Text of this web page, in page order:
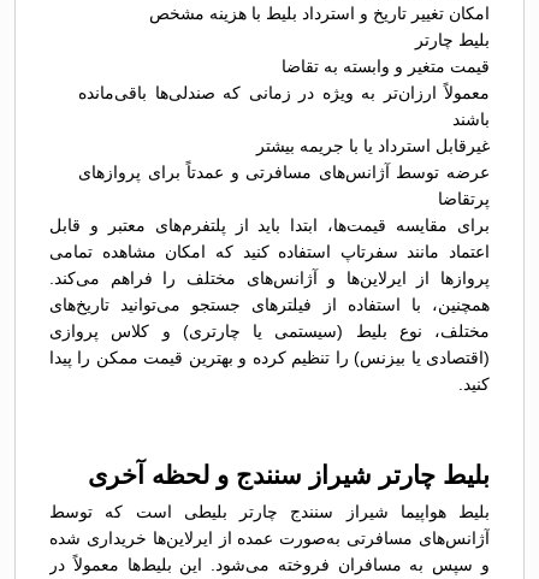
امکان تغییر تاریخ و استرداد بلیط با هزینه مشخص
بلیط چارتر
قیمت متغیر و وابسته به تقاضا
معمولاً ارزان‌تر به ویژه در زمانی که صندلی‌ها باقی‌مانده
باشند
غیرقابل استرداد یا با جریمه بیشتر
عرضه توسط آژانس‌های مسافرتی و عمدتاً برای پروازهای
پرتقاضا
برای مقایسه قیمت‌ها، ابتدا باید از پلتفرم‌های معتبر و قابل
اعتماد مانند سفرتاپ استفاده کنید که امکان مشاهده تمامی
پروازها از ایرلاین‌ها و آژانس‌های مختلف را فراهم می‌کند.
همچنین، با استفاده از فیلترهای جستجو می‌توانید تاریخ‌های
مختلف، نوع بلیط (سیستمی یا چارتری) و کلاس پروازی
(اقتصادی یا بیزنس) را تنظیم کرده و بهترین قیمت ممکن را پیدا
کنید.
بلیط چارتر شیراز سنندج و لحظه آخری
بلیط هواپیما شیراز سنندج چارتر بلیطی است که توسط
آژانس‌های مسافرتی به‌صورت عمده از ایرلاین‌ها خریداری شده
و سپس به مسافران فروخته می‌شود. این بلیط‌ها معمولاً در